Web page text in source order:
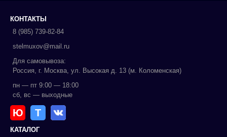
КОНТАКТЫ
8 (985) 739-82-84
stelmuxov@mail.ru
Для самовывоза:
Россия, г. Москва, ул. Высокая д. 13 (м. Коломенская)
пн — пт 9:00 — 18:00
сб, вс — выходные
Ю Т
КАТАЛОГ